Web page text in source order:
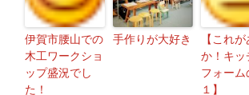
伊賀市腰山での
木工ワークショ
ップ盛況でし
た！
手作りが大好き
【これ
か！キッ
フォーム
１】